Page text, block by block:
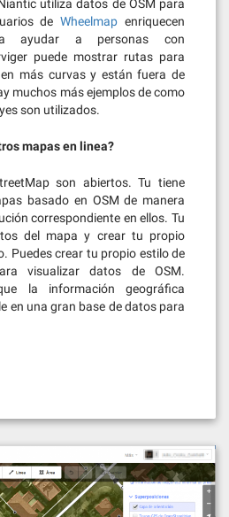
utiliza datos de OSM para
deWheelmap enriquecen
ayudar a personas con
puede mostrar rutas para
más curvas y están fuera de
muchos más ejemplos de como
son utilizados.
mapas en linea?
son abiertos. Tu tiene
basado en OSM de manera
correspondiente en ellos. Tu
del mapa y crear tu propio
Puedes crear tu propio estilo de
visualizar datos de OSM.
la información geográfica
en una gran base de datos para